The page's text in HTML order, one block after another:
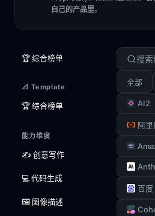
自己的产品里。
🏆 综合榜单
📐 Template
🏆 综合榜单
能力维度
✍️ 创意写作
💻 代码生成
🖼️ 图像描述
全部
AI2
阿里
百度